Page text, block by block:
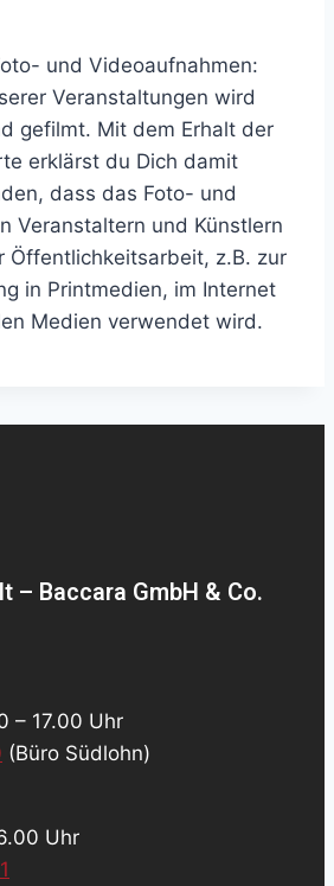
und Videoaufnahmen:
Veranstaltungen wird
gefilmt. Mit dem Erhalt der
erklärst du Dich damit
dass das Foto- und
Veranstaltern und Künstlern
Öffentlichkeitsarbeit, z.B. zur
in Printmedien, im Internet
Medien verwendet wird.
– Baccara GmbH & Co.
– 17.00 Uhr
(Büro Südlohn)
Uhr